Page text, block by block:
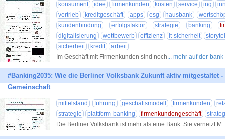
konsument
idee firmenkunden kosten service ing
vertrieb
kreditgeschäft apps esg hausbank
kundenbindung
erfolgsfaktor strategie banking
digitalisierung
wettbewerb effizienz it sicherheit
sicherheit
kredit
arbeit
Im Geschäft mit Firmenkunden sind noch... mehr auf der-
#Banking2035: Wie die Berliner Volksbank Zukunft aktiv mitgestaltet
Gemeinschaft
mittelstand führung geschäftsmodell firmenkunden
strategie
plattform-banking firmenkundengeschäft
Die Berliner Volksbank ist mehr als eine Bank. Sie vernetzt M